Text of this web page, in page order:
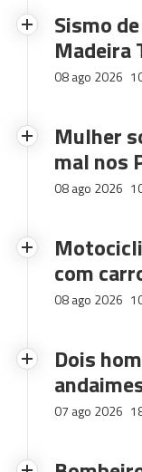
Sismo
Madeira
08 ago 2026
Mulher
mal nos
08 ago 2026
com
08 ago 2026
Dois
07 ago 2026